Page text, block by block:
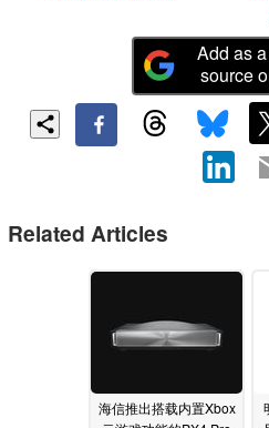
Add as
source
Related Articles
海信推出搭载内置Xbox